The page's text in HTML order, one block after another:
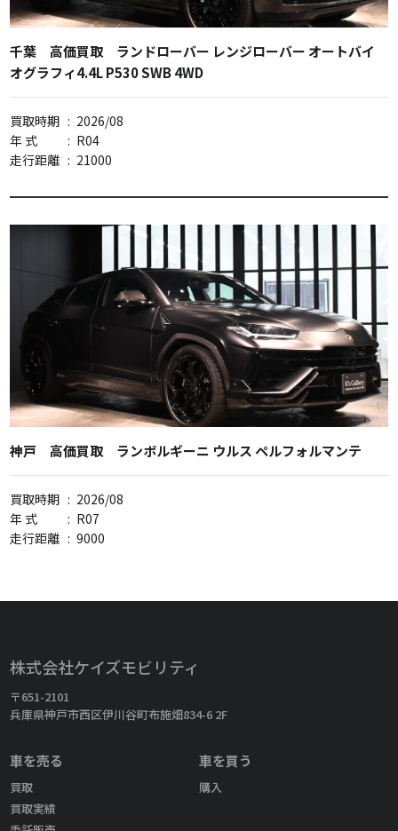
千葉 高価買取 ランドローバー レンジローバー オートバイ
オグラフィ4.4L P530 SWB 4WD
買取時期 : 2026/08
年 式
: R04
走行距離 : 21000
神戸 高価買取 ランボルギーニ ウルス ペルフォルマンテ
買取時期 : 2026/08
年 式
: R07
走行距離 : 9000
株式会社ケイズモビリティ
〒651-2101
兵庫県神戸市西区伊川谷町布施畑834-6 2F
車を売る
買取
買取実績
車を買う
購入